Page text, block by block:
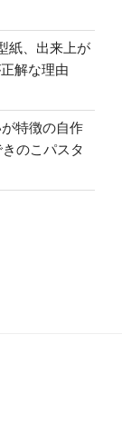
紙、出来上が
解な理由
特徴の自作
のこパスタ